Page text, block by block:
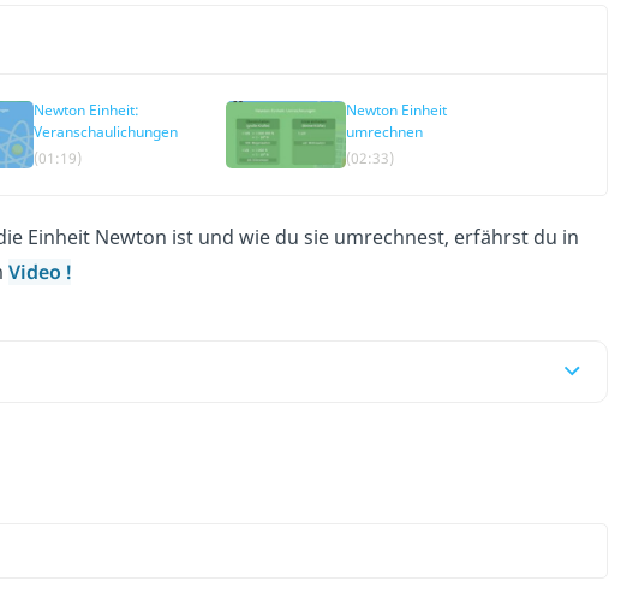
Newton Einheit:
Veranschaulichungen
(01:19)
Newton Einheit
umrechnen
(02:33)
Einheit Newton ist und wie du sie umrechnest, erfährst du in
Video !